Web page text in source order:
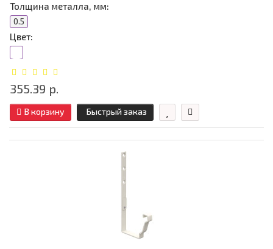
Толщина металла, мм:
0.5
Цвет:
355.39 р.
В корзину Быстрый заказ